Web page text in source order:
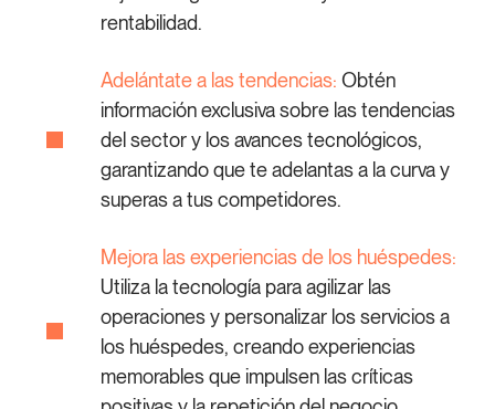
rentabilidad.
Adelántate a las tendencias: Obtén
información exclusiva sobre las tendencias
del sector y los avances tecnológicos,
garantizando que te adelantas a la curva y
superas a tus competidores.
Mejora las experiencias de los huéspedes:
Utiliza la tecnología para agilizar las
operaciones y personalizar los servicios a
los huéspedes, creando experiencias
memorables que impulsen las críticas